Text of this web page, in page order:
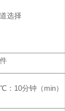
选择
：10分钟（min）